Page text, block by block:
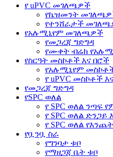
የ uPVC መገለጫዎች
የኬዝመንት
የተንሸራታች
የአሉሚኒየም መገለጫዎች
የመጋረጃ ግድግዳ
የሙቀት ብሬክ
የስርዓት መስኮቶች እና በሮች
የአሉሚኒየም
የ uPVC መስኮቶች
የመጋረጃ ግድግዳ
የSPC ወለል
የ SPC ወለል ንጣፍ
የ SPC ወለል ድንጋይ
የ SPC ወለል
የቧንቧ ስራ
የግንባታ ቱቦ
የማዘጋጃ ቤት ቱቦ